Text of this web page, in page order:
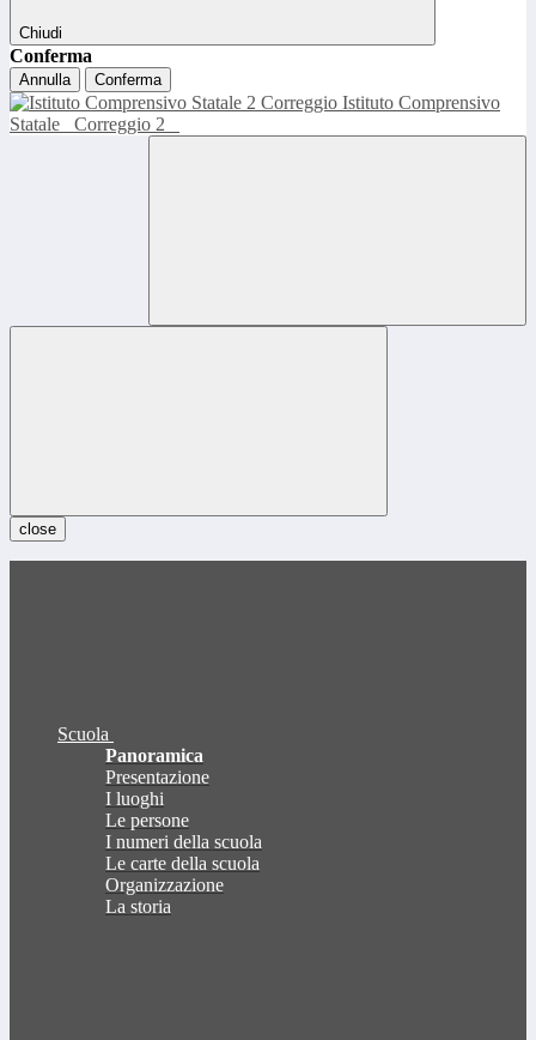
Chiudi
Conferma
Annulla Conferma
Istituto Comprensivo
Statale
Correggio 2
close
Scuola
Panoramica
Presentazione
I luoghi
Le persone
I numeri della scuola
Le carte della scuola
Organizzazione
La storia